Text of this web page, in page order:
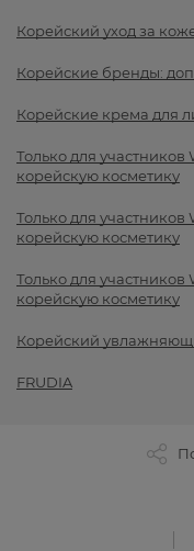
Корейский уход за
Корейские бренды:
Корейские крема для
Только для участников
корейскую косметику
Только для участников
корейскую косметику
Только для участников
корейскую косметику
Корейский
FRUDIA